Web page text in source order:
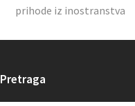
prihode iz inostranstva
Pretraga